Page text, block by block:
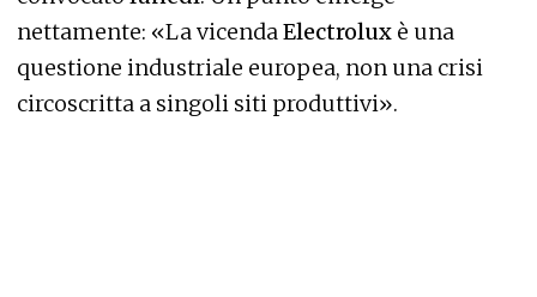
nettamente: «La vicendaElectrolux è una
questione industriale europea, non una crisi
circoscritta a singoli siti produttivi».